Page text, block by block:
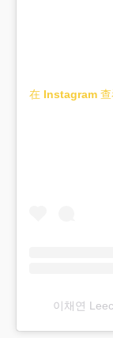
在 Instagram 查
이채연